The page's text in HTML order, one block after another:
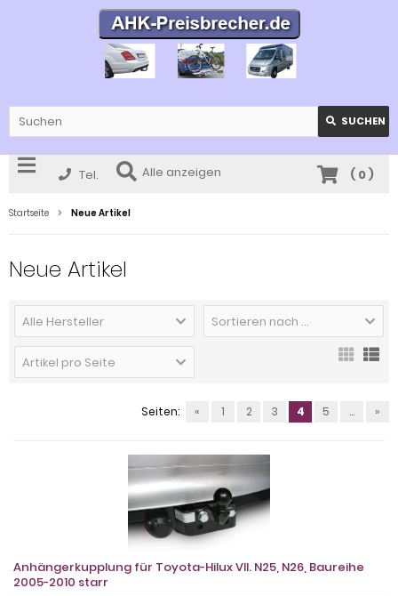
SUCHEN
Tel. Alle anzeigen ( 0)
Startseite Neue Artikel
Neue Artikel
Alle Hersteller Sortieren nach ...
Artikel pro Seite
Seiten: « 1 2 3 4 5 ... »
Anhängerkupplung für Toyota-Hilux VII. N25, N26, Baureihe
2005-2010 starr